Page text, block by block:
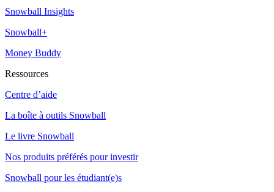
Snowball Insights
Snowball+
Money Buddy
Ressources
Centre d’aide
La boîte à outils Snowball
Le livre Snowball
Nos produits préférés pour investir
Snowball pour les étudiant(e)s